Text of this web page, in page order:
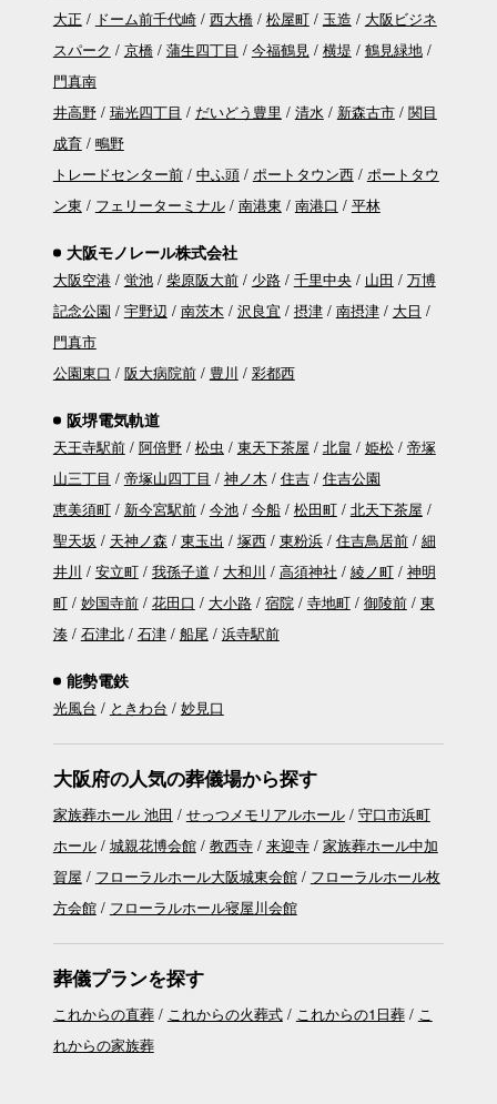
大正
ドーム前千代崎 西大橋 松屋町 玉造
大阪ビジネ
スパーク
京橋 蒲生四丁目 今福鶴見 横堤
鶴見緑地
門真南
井高野
瑞光四丁目 だいどう豊里 清水 新森古市
関目
成育
鴫野
トレードセンター前
中ふ頭 ポートタウン西
ポートタウ
ン東
フェリーターミナル 南港東 南港口 平林
大阪モノレール株式会社
大阪空港 蛍池 柴原阪大前 少路 千里中央 山田
万博
記念公園
宇野辺 南茨木 沢良宜 摂津 南摂津
大日
門真市
公園東口
阪大病院前 豊川 彩都西
阪堺電気軌道
天王寺駅前 阿倍野 松虫 東天下茶屋 北畠 姫松
帝塚
山三丁目
帝塚山四丁目 神ノ木 住吉
住吉公園
恵美須町
新今宮駅前 今池 今船 松田町
北天下茶屋
聖天坂
天神ノ森 東玉出 塚西 東粉浜 住吉鳥居前
細
井川
安立町 我孫子道 大和川 高須神社 綾ノ町
神明
町
妙国寺前 花田口 大小路 宿院 寺地町 御陵前
東
湊
石津北 石津 船尾 浜寺駅前
能勢電鉄
光風台 ときわ台 妙見口
大阪府の人気の葬儀場から探す
家族葬ホール 池田 せっつメモリアルホール
守口市浜町
ホール
城親花博会館 教西寺 来迎寺
家族葬ホール中加
賀屋
フローラルホール大阪城東会館
フローラルホール枚
方会館
フローラルホール寝屋川会館
葬儀プランを探す
これからの直葬 これからの火葬式 これからの1日葬
こ
れからの家族葬